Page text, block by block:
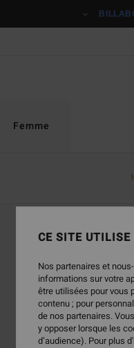
Femme
CE SITE UTILISE
Nos partenaires et
informations sur votre
être utilisées pour vous
contenu ; pour
de nos partenaires.
y opposer lorsque les
d’audience). Pour plus